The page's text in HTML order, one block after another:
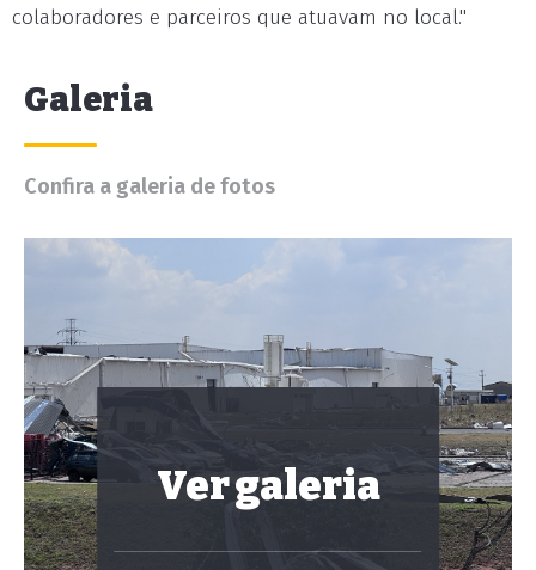
colaboradores e parceiros que atuavam no local."
Galeria
Confira a galeria de fotos
Ver galeria